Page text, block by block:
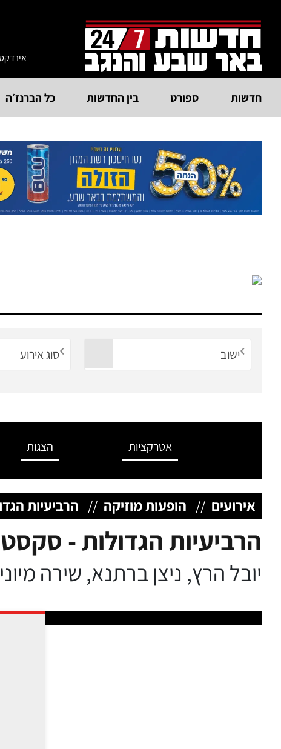
חדשות ספורט בין החדשות כל הברנז׳ה
ישוב סוג אירוע
אטרקציות הצגות
אירועים // הופעות מוזיקה // הרביעיות
הרביעיות הגדולות -
יובל הרץ, ניצן ברתנא, שירה